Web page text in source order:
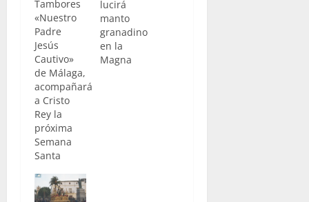
Tambores
«Nuestro
Padre
Jesús
Cautivo»
de Málaga,
acompañará
a Cristo
Rey la
próxima
Semana
Santa
lucirá
manto
granadino
en la
Magna